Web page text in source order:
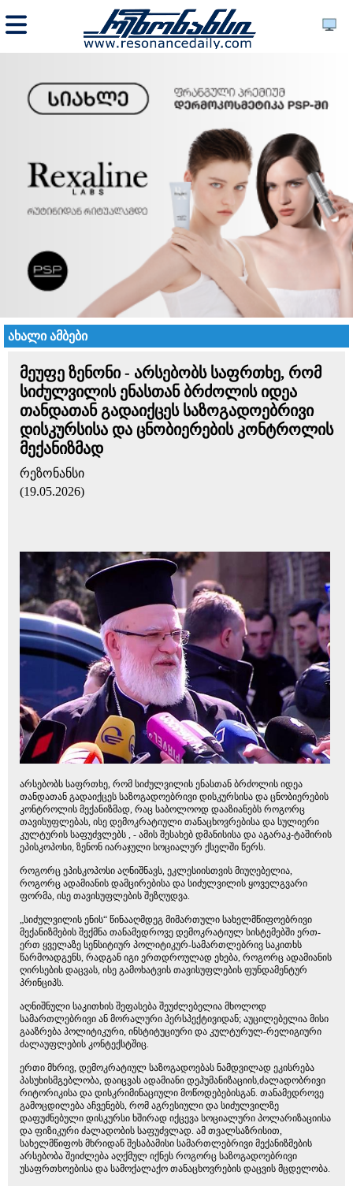
ახალი ამბები
მეუფე ზენონი - არსებობს საფრთხე, რომ
სიძულვილის ენასთან ბრძოლის იდეა
თანდათან გადაიქცეს საზოგადოებრივი
დისკურსისა და ცნობიერების კონტროლის
მექანიზმად
რეზონანსი
(19.05.2026)
არსებობს საფრთხე, რომ სიძულვილის ენასთან ბრძოლის იდეა
თანდათან გადაიქცეს საზოგადოებრივი დისკურსისა და ცნობიერების
კონტროლის მექანიზმად, რაც საბოლოოდ დააზიანებს როგორც
თავისუფლებას, ისე დემოკრატიული თანაცხოვრებისა და სულიერი
კულტურის საფუძვლებს , - ამის შესახებ დმანისისა და აგარაკ-ტაშირის
ეპისკოპოსი, ზენონ იარაჯული სოციალურ ქსელში წერს.
როგორც ეპისკოპოსი აღნიშნავს, ეკლესიისთვის მიუღებელია,
როგორც ადამიანის დამცირებისა და სიძულვილის ყოველგვარი
ფორმა, ისე თავისუფლების შეზღუდვა.
„სიძულვილის ენის“ წინააღმდეგ მიმართული სახელმწიფოებრივი
მექანიზმების შექმნა თანამედროვე დემოკრატიულ სისტემებში ერთ-
ერთ ყველაზე სენსიტიურ პოლიტიკურ-სამართლებრივ საკითხს
წარმოადგენს, რადგან იგი ერთდროულად ეხება, როგორც ადამიანის
ღირსების დაცვას, ისე გამოხატვის თავისუფლების ფუნდამენტურ
პრინციპს.
აღნიშნული საკითხის შეფასება შეუძლებელია მხოლოდ
სამართლებრივი ან მორალური პერსპექტივიდან; აუცილებელია მისი
გააზრება პოლიტიკური, ინსტიტუციური და კულტურულ-რელიგიური
ძალაუფლების კონტექსტშიც.
ერთი მხრივ, დემოკრატიულ საზოგადოებას ნამდვილად ეკისრება
პასუხისმგებლობა, დაიცვას ადამიანი დეჰუმანიზაციის,ძალადობრივი
რიტორიკისა და დისკრიმინაციული მოწოდებებისგან. თანამედროვე
გამოცდილება აჩვენებს, რომ აგრესიული და სიძულვილზე
დაფუძნებული დისკურსი ხშირად იქცევა სოციალური პოლარიზაციისა
და ფიზიკური ძალადობის საფუძვლად. ამ თვალსაზრისით,
სახელმწიფოს მხრიდან შესაბამისი სამართლებრივი მექანიზმების
არსებობა შეიძლება აღქმულ იქნეს როგორც საზოგადოებრივი
უსაფრთხოებისა და სამოქალაქო თანაცხოვრების დაცვის მცდელობა.